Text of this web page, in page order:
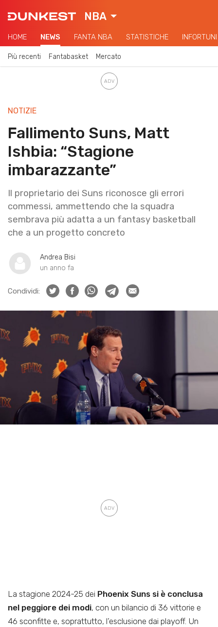
NBA
HOME NEWS FANTA NBA STATISTICHE INFORTUNI
Più recenti Fantabasket Mercato
NOTIZIE
Fallimento Suns, Matt
Ishbia: “Stagione
imbarazzante”
Il proprietario dei Suns riconosce gli errori
commessi, ammettendo che la squadra
sembrava più adatta a un fantasy basketball
che a un progetto concreto
Andrea Bisi
un anno fa
Condividi:
La stagione 2024-25 dei Phoenix Suns si è conclusa
nel peggiore dei modi, con un bilancio di 36 vittorie e
46 sconfitte e, soprattutto, l’esclusione dai playoff. Un